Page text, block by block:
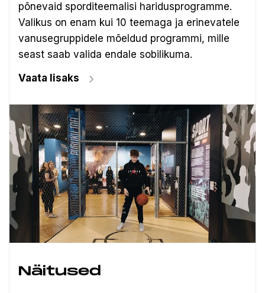
põnevaid sporditeemalisi haridusprogramme.
Valikus on enam kui 10 teemaga ja erinevatele
vanusegruppidele mõeldud programmi, mille
seast saab valida endale sobilikuma.
Vaata lisaks
Näitused